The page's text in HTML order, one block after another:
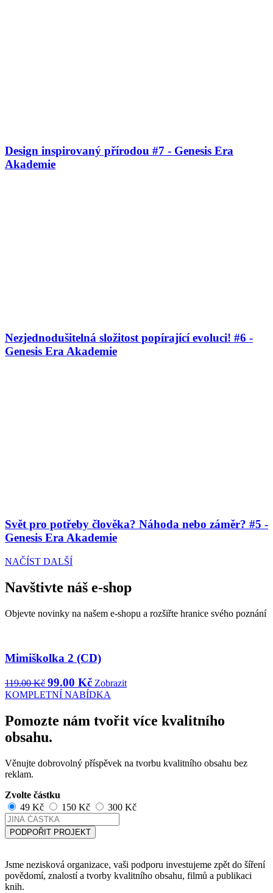
Design inspirovaný přírodou #7 - Genesis Era
Akademie
Nezjednodušitelná složitost popírající evoluci! #6 -
Genesis Era Akademie
Svět pro potřeby člověka? Náhoda nebo záměr? #5 -
Genesis Era Akademie
NAČÍST DALŠÍ
Navštivte náš e-shop
Objevte novinky na našem e-shopu a rozšiřte hranice svého poznání
Mimiškolka 2 (CD)
119.00 Kč 99.00 Kč Zobrazit
KOMPLETNÍ NABÍDKA
Pomozte nám tvořit více kvalitního
obsahu.
Věnujte dobrovolný příspěvek na tvorbu kvalitního obsahu bez
reklam.
Zvolte částku
49 Kč
150 Kč 300 Kč
PODPOŘIT PROJEKT
Jsme nezisková organizace, vaši podporu investujeme zpět do šíření
povědomí, znalostí a tvorby kvalitního obsahu, filmů a publikaci
knih.